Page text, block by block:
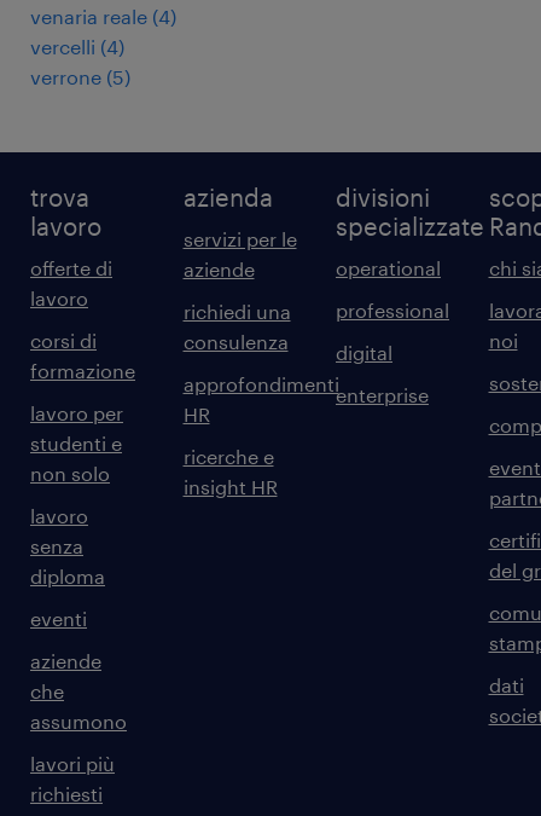
venaria reale (4)
vercelli (4)
verrone (5)
trova
lavoro
offerte di
lavoro
corsi di
formazione
lavoro per
studenti e
non solo
lavoro
senza
diploma
eventi
aziende
che
assumono
lavori più
richiesti
azienda
servizi per le
aziende
richiedi una
consulenza
approfondimenti
HR
ricerche e
insight HR
divisioni
specializzate
operational
professional
digital
enterprise
chi
noi
del
dati